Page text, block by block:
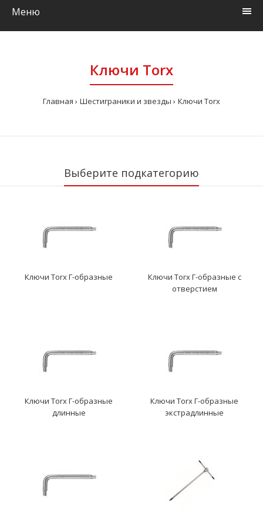
Меню
Ключи Torx
Главная Шестиграники и звезды Ключи Torx
Выберите подкатегорию
Ключи Torx Г-образные
Ключи Torx Г-образные с
отверстием
Ключи Torx Г-образные
длинные
Ключи Torx Г-образные
экстрадлинные